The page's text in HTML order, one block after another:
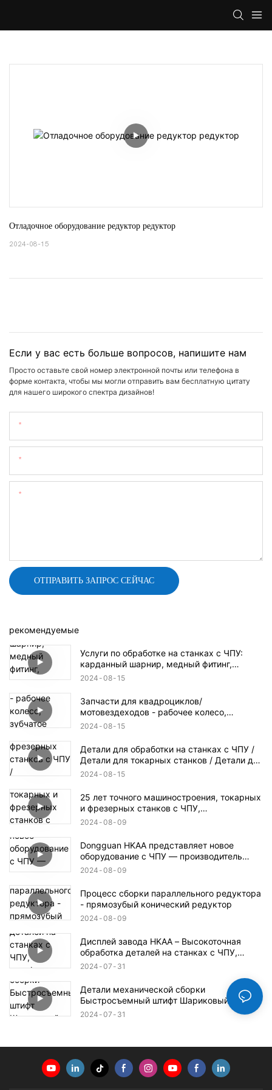
Отладочное оборудование редуктор редуктор
2024-08-15
Если у вас есть больше вопросов, напишите нам
Просто оставьте свой номер электронной почты или телефона в
форме контакта, чтобы мы могли отправить вам бесплатную цитату
для нашего широкого спектра дизайнов!
ОТПРАВИТЬ ЗАПРОС СЕЙЧАС
рекомендуемые
Услуги по обработке на станках с ЧПУ:
карданный шарнир, медный фитинг,
детали гидроцикла, дроссельный клапан,
2024 08 15
Запчасти для квадроциклов/
мотовездеходов - рабочее колесо,
зубчатое колесо, гидравлический
2024 08 15
Детали для обработки на станках с ЧПУ /
Детали для токарных станков / Детали для
фрезерных станков с ЧПУ / Пластиковые
аэрокосмической и оборонной
промышленности
2024 08 15
25 лет точного машиностроения, токарных
и фрезерных станков с ЧПУ,
производитель в Дунгуане
2024 08 09
Dongguan HKAA представляет новое
оборудование с ЧПУ — производитель
деталей для обработки с ЧПУ
2024 08 09
Процесс сборки параллельного редуктора
- прямозубый конический редуктор
2024 08 09
Дисплей завода HKAA – Высокоточная
обработка деталей на станках с ЧПУ,
автоформы, детали для аэрокосмической
2024 07 31
Детали механической сборки
Быстросъемный штифт Шариковый
стопорный штифт
2024 07 31